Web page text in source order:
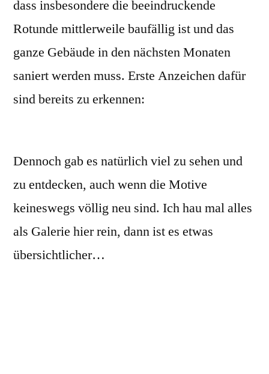
dass insbesondere die beeindruckende
Rotunde mittlerweile baufällig ist und das
ganze Gebäude in den nächsten Monaten
saniert werden muss. Erste Anzeichen dafür
sind bereits zu erkennen:
Dennoch gab es natürlich viel zu sehen und
zu entdecken, auch wenn die Motive
keineswegs völlig neu sind. Ich hau mal alles
als Galerie hier rein, dann ist es etwas
übersichtlicher…